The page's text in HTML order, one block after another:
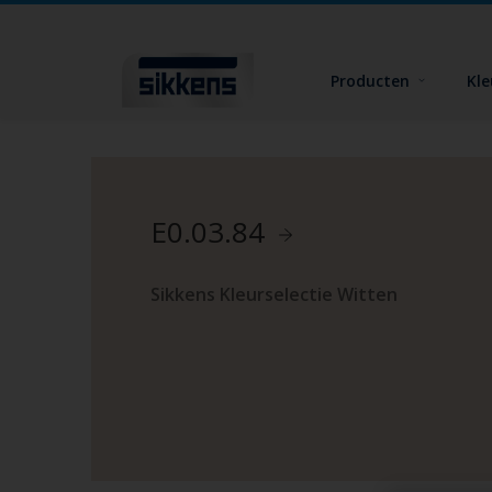
Producten
E0.03.84
Sikkens Kleurselectie Witten